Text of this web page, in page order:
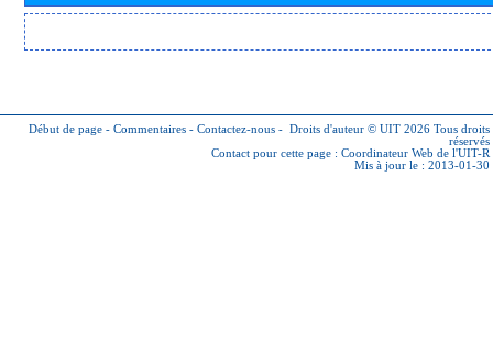
Début de page - Commentaires - Contactez-nous - Droits d'auteur © UIT 2026 Tous droits
réservés
Contact pour cette page : Coordinateur Web de l'UIT-R
Mis à jour le : 2013-01-30